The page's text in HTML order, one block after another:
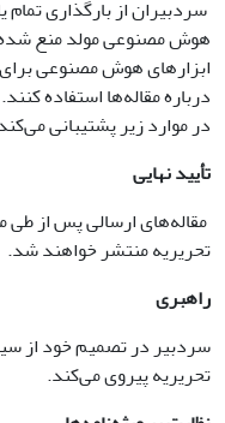
سردبیران از بارگذاری تمام
هوش مصنوعی مولد منع
ابزارهای هوش مصنوعی
درباره مقاله‌ها استفاده
در موارد زیر پشتیبانی
تأیید نهایی
مقاله‌های ارسالی پس از طی
تحریریه منتشر خواهند شد.
راهبری
سردبیر در تصمیم خود از
تحریریه پیروی می‌کند.